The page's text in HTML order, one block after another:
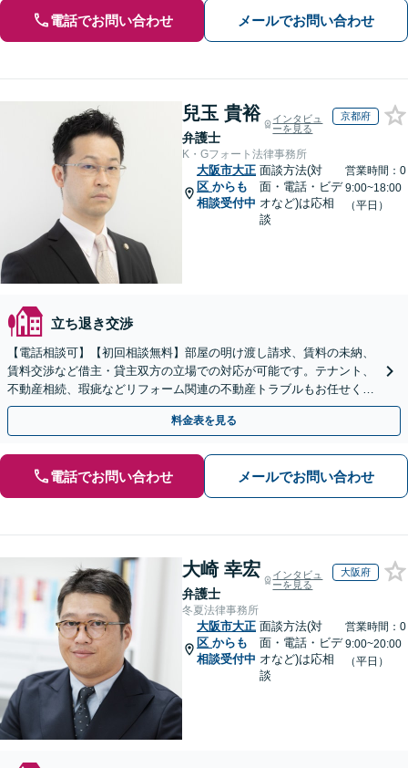
電話でお問い合わせ メールでお問い合わせ
兒玉 貴裕
弁護士
インタビュ
ーを見る
京都府
K・Gフォート法律事務所
大阪市大正
区 からも
相談受付中
面談方法(対
面・電話・ビデ
オなど)は応相
談
営業時間：0
9:00~18:00
（平日）
立ち退き交渉
【電話相談可】【初回相談無料】部屋の明け渡し請求、賃料の未納、
賃料交渉など借主・貸主双方の立場での対応が可能です。テナント、
不動産相続、瑕疵などリフォーム関連の不動産トラブルもお任せくだ
さい【分割払い可】
料金表を見る
電話でお問い合わせ メールでお問い合わせ
大崎 幸宏
弁護士
インタビュ
ーを見る
大阪府
冬夏法律事務所
大阪市大正
区 からも
相談受付中
面談方法(対
面・電話・ビデ
オなど)は応相
談
営業時間：0
9:00~20:00
（平日）